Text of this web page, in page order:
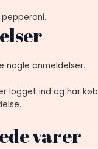
nogle anmeldelser.
logget ind og har
varer